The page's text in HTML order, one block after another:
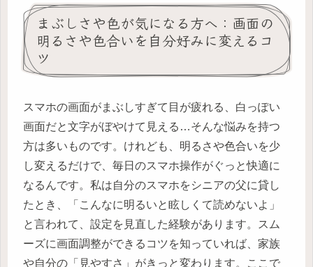
まぶしさや色が気になる方へ：画面の
明るさや色合いを自分好みに変えるコ
ツ
スマホの画面がまぶしすぎて目が疲れる、白っぽい
画面だと文字がぼやけて見える…そんな悩みを持つ
方は多いものです。けれども、明るさや色合いを少
し変えるだけで、毎日のスマホ操作がぐっと快適に
なるんです。私は自分のスマホをシニアの父に貸し
たとき、「こんなに明るいと眩しくて読めないよ」
と言われて、設定を見直した経験があります。スム
ーズに画面調整ができるコツを知っていれば、家族
や自分の「見やすさ」がきっと変わります。ここで